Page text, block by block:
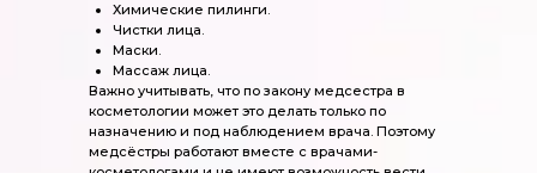
Химические пилинги.
Чистки лица.
Маски.
Массаж лица.
Важно учитывать, что по закону медсестра в
косметологии может это делать только по
назначению и под наблюдением врача. Поэтому
медсёстры работают вместе с врачами-